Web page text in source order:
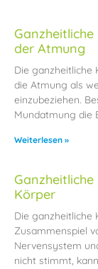
der Atmung
Die ganzheitliche
die Atmung als
einzubeziehen.
Mundatmung die
Weiterlesen »
Körper
Die ganzheitliche
Zusammenspiel
Nervensystem
nicht stimmt,